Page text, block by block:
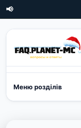
📢
Меню розділів